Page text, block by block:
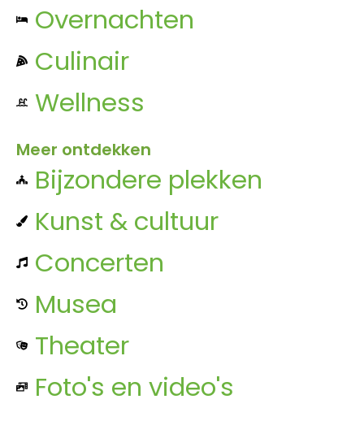
Overnachten
Culinair
Wellness
Meer ontdekken
Bijzondere plekken
Kunst & cultuur
Concerten
Musea
Theater
Foto's en video's